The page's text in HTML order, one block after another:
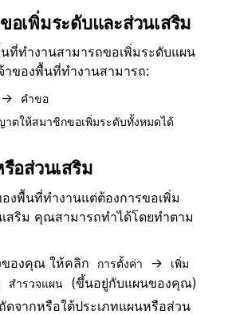
อเพิ่มระดับและส่วนเสริม
ที่ทำงานสามารถขอเพิ่มระดับแผน
าของพื้นที่ทำงานสามารถ:
→ คำขอ
าตให้สมาชิกขอเพิ่มระดับทั้งหมดได้
อส่วนเสริม
งพื้นที่ทำงานแต่ต้องการขอเพิ่ม
สริม คุณสามารถทำได้โดยทำตาม
องคุณ ให้คลิก
การตั้งค่า →
เพิ่ม
สำรวจแผน
(ขึ้นอยู่กับแผนของคุณ)
ดจากหรือใต้ประเภทแผนหรือส่วน